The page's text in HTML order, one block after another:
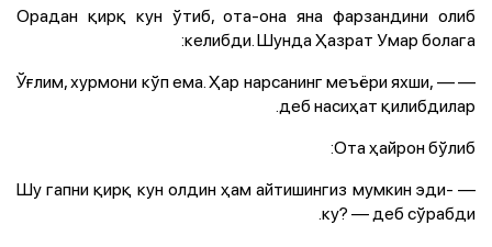
Орадан қирқ кун ўтиб, ота-она яна фарзандини олиб
келибди. Шунда Ҳазрат Умар болага:
— Ўғлим, хурмони кўп ема. Ҳар нарсанинг меъёри яхши, —
деб насиҳат қилибдилар.
Ота ҳайрон бўлиб:
— Шу гапни қирқ кун олдин ҳам айтишингиз мумкин эди-
ку? — деб сўрабди.